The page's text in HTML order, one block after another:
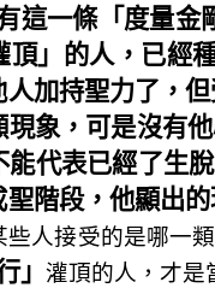
這一條「度量金
頂」的人，已經
加持聖力了，
現象，可是沒有
代表已經了生
階段，他顯出
些人接受的是哪一
」灌頂的人，才是